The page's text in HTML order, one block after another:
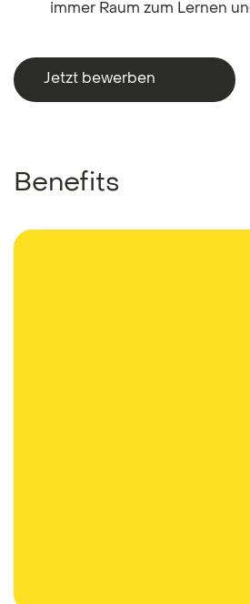
immer Raum zum Lernen
Jetzt bewerben
Benefits